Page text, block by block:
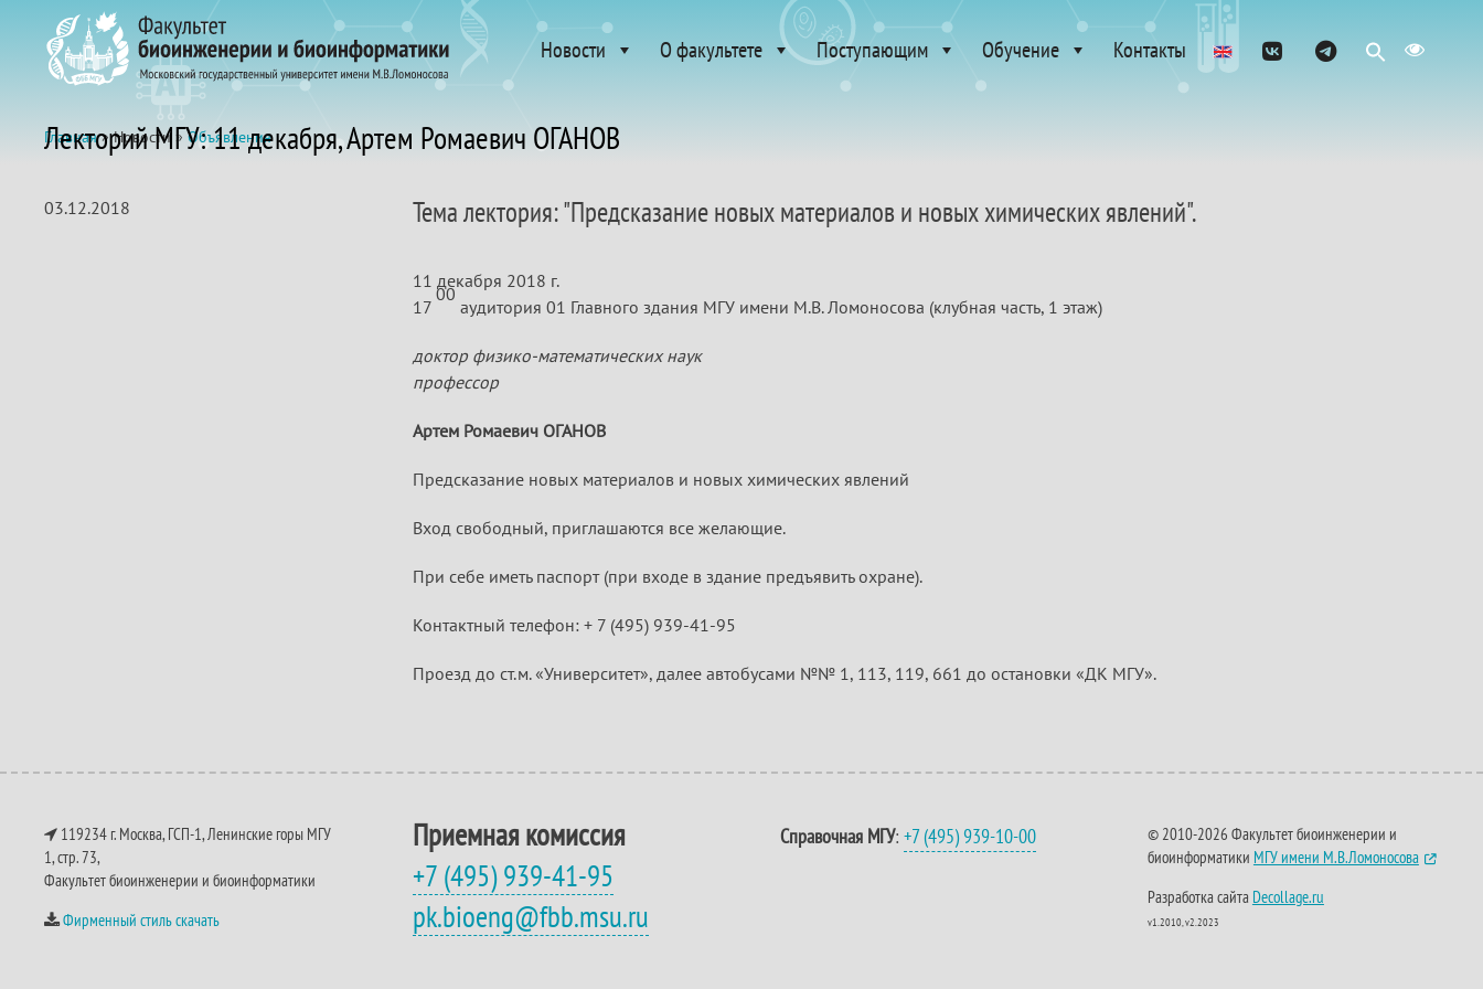
Новости О факультете Поступающим Обучение Контакты
Главная» Новости »Объявления
Лекторий МГУ: 11 декабря, Артем Ромаевич ОГАНОВ
03.12.2018 Тема лектория: "Предсказание новых материалов и новых химических явлений".
11 декабря 2018 г.
17
00
аудитория 01 Главного здания МГУ имени М.В. Ломоносова (клубная часть, 1 этаж)
доктор физико-математических наук
профессор
Артем Ромаевич ОГАНОВ
Предсказание новых материалов и новых химических явлений
Вход свободный, приглашаются все желающие.
При себе иметь паспорт (при входе в здание предъявить охране).
Контактный телефон: + 7 (495) 939-41-95
Проезд до ст.м. «Университет», далее автобусами №№ 1, 113, 119, 661 до остановки «ДК МГУ».
119234 г. Москва, ГСП-1, Ленинские горы МГУ
1, стр. 73,
Факультет биоинженерии и биоинформатики
Фирменный стиль скачать
Приемная комиссия
+7 (495) 939-41-95
pk.bioeng@fbb.msu.ru
Справочная МГУ: +7 (495) 939-10-00
© 2010-2026 Факультет биоинженерии и
биоинформатики МГУ имени М.В.Ломоносова
Разработка сайта Decollage.ru
v1.2010, v2.2023